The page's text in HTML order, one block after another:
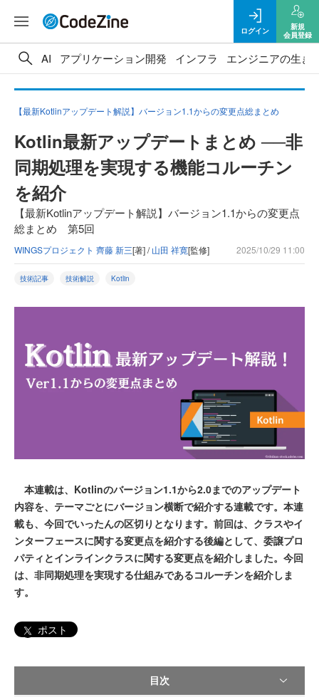
ログイン
新規
会員登録
AI アプリケーション開発 インフラ エンジニアの生き
【最新Kotlinアップデート解説】バージョン1.1からの変更点総まとめ
Kotlin最新アップデートまとめ ──非
同期処理を実現する機能コルーチン
を紹介
【最新Kotlinアップデート解説】バージョン1.1からの変更点
総まとめ 第5回
WINGSプロジェクト 齊藤 新三[著] /山田 祥寛[監修] 2025/10/29 11:00
技術記事 技術解説 Kotlin
本連載は、Kotlinのバージョン1.1から2.0までのアップデート
内容を、テーマごとにバージョン横断で紹介する連載です。本連
載も、今回でいったんの区切りとなります。前回は、クラスやイ
ンターフェースに関する変更点を紹介する後編として、委譲プロ
パティとインラインクラスに関する変更点を紹介しました。今回
は、非同期処理を実現する仕組みであるコルーチンを紹介しま
す。
ポスト
目次